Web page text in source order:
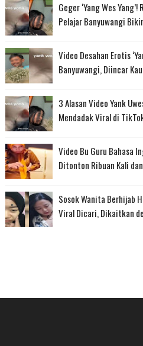
Geger ‘Yang Wes
Pelajar Banyuwangi
Video Desahan Erotis
Banyuwangi, Diincar
3 Alasan Video Yank
Mendadak Viral di
Video Bu Guru Bahasa
Ditonton Ribuan Kali
Sosok Wanita Berhijab
Viral Dicari, Dikaitkan